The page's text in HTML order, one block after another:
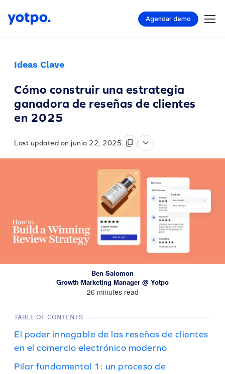
Agendar demo
Ideas Clave
Cómo construir una estrategia
ganadora de reseñas de clientes
en 2025
Last updated on junio 22, 2025
Ben Salomon
Growth Marketing Manager @ Yotpo
26 minutes read
TABLE OF CONTENTS
El poder innegable de las reseñas de clientes
en el comercio electrónico moderno
Pilar fundamental 1: un proceso de